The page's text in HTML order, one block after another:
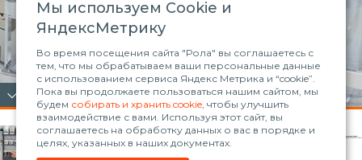
Мы используем Сookie и
ЯндексМетрику
Во время посещения сайта "Рола" вы соглашаетесь с
тем, что мы обрабатываем ваши персональные данные
с использованием сервиса Яндекс Метрика и “cookie”.
Пока вы продолжаете пользоваться нашим сайтом, мы
будем собирать и хранить cookie, чтобы улучшить
взаимодействие с вами. Используя этот сайт, вы
соглашаетесь на обработку данных о вас в порядке и
целях, указанных в наших документах.